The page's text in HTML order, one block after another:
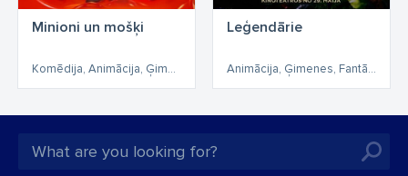
Minioni un mošķi
Komēdija, Animācija, Ģimenes, Piedzīvojumi
Leģendārie
Animācija, Ģimenes, Fantāzija, Piedzīvojumi